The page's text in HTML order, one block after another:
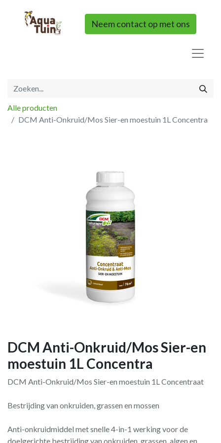
Neem contact op met ons
Alle producten
DCM Anti-Onkruid/Mos Sier-en moestuin 1L Concentra
DCM Anti-Onkruid/Mos Sier-en
moestuin 1L Concentra
DCM Anti-Onkruid/Mos Sier-en moestuin 1L Concentraat
Bestrijding van onkruiden, grassen en mossen
Anti-onkruidmiddel met snelle 4-in-1 werking voor de
doelgerichte bestrijding van onkruiden, grassen, algen en